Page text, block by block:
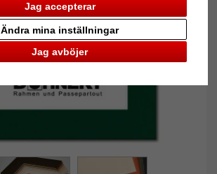
Jag accepterar
Jag avböjer
Ändra mina inställningar